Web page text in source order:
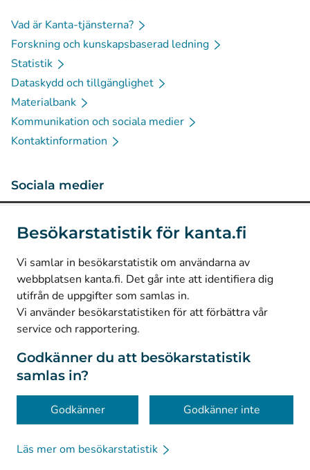
Besökarstatistik för kanta.fi
Vi samlar in besökarstatistik om användarna av
webbplatsen kanta.fi. Det går inte att identifiera dig
utifrån de uppgifter som samlas in.
Vi använder besökarstatistiken för att förbättra vår
service och rapportering.
Godkänner du att besökarstatistik
samlas in?
Godkänner Godkänner inte
Läs mer om besökarstatistik
Vad är Kanta-tjänsterna?
Forskning och kunskapsbaserad ledning
Statistik
Dataskydd och tillgänglighet
Materialbank
Kommunikation och sociala medier
Kontaktinformation
Sociala medier
LinkedIn(Avautuu uuteen välilehteen)
Facebook
Avautuu uuteen välilehteen)
© Kanta-Palvelut, Kansaneläkelaitos
Dataskydd
Om webbplatsen
Tillgänglighet
Kakor